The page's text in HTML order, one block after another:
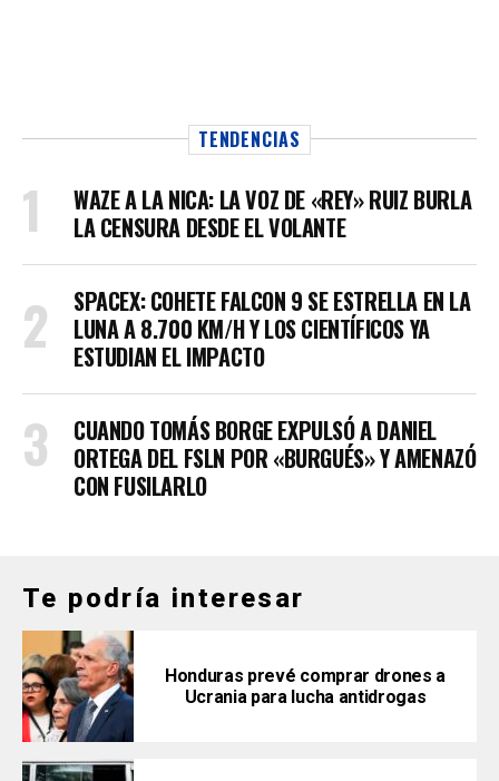
TENDENCIAS
WAZE A LA NICA: LA VOZ DE «REY» RUIZ BURLA
LA CENSURA DESDE EL VOLANTE
SPACEX: COHETE FALCON 9 SE ESTRELLA EN LA
LUNA A 8.700 KM/H Y LOS CIENTÍFICOS YA
ESTUDIAN EL IMPACTO
CUANDO TOMÁS BORGE EXPULSÓ A DANIEL
ORTEGA DEL FSLN POR «BURGUÉS» Y AMENAZÓ
CON FUSILARLO
Te podría interesar
Honduras prevé comprar drones a
Ucrania para lucha antidrogas